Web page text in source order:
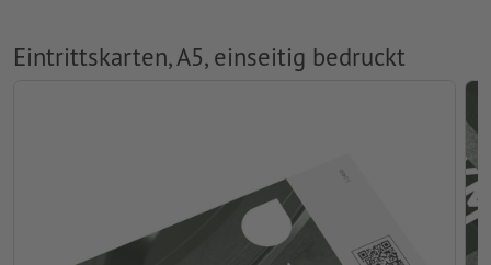
Eintrittskarten, A5, einseitig bedruckt